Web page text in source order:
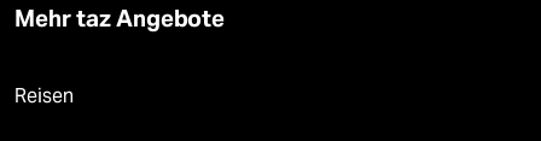
Mehr taz Angebote
Reisen